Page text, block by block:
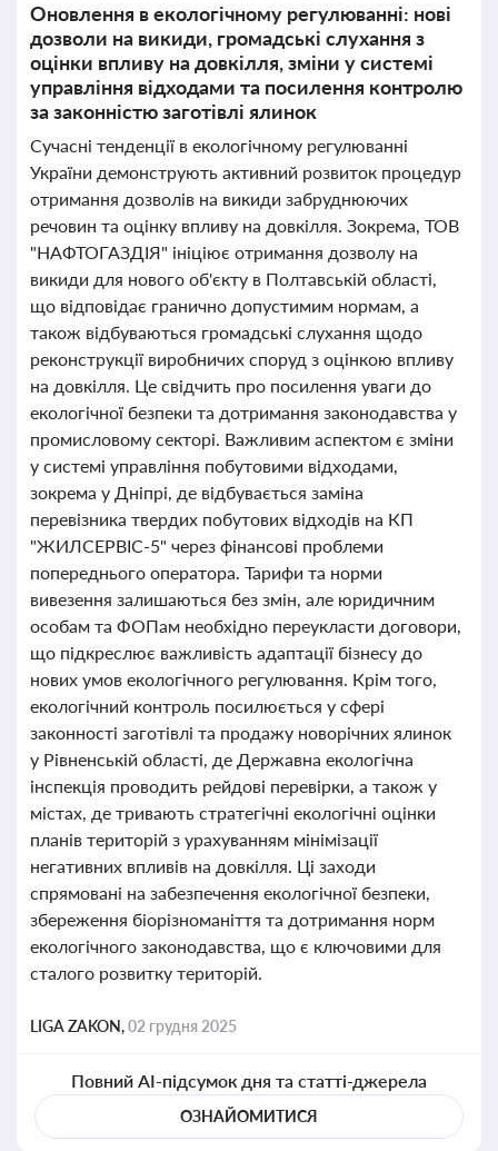
Оновлення в екологічному регулюванні: нові
дозволи на викиди, громадські слухання з
оцінки впливу на довкілля, зміни у системі
управління відходами та посилення контролю
за законністю заготівлі ялинок
Сучасні тенденції в екологічному регулюванні
України демонструють активний розвиток процедур
отримання дозволів на викиди забруднюючих
речовин та оцінку впливу на довкілля. Зокрема, ТОВ
"НАФТОГАЗДІЯ" ініціює отримання дозволу на
викиди для нового об'єкту в Полтавській області,
що відповідає гранично допустимим нормам, а
також відбуваються громадські слухання щодо
реконструкції виробничих споруд з оцінкою впливу
на довкілля. Це свідчить про посилення уваги до
екологічної безпеки та дотримання законодавства у
промисловому секторі. Важливим аспектом є зміни
у системі управління побутовими відходами,
зокрема у Дніпрі, де відбувається заміна
перевізника твердих побутових відходів на КП
"ЖИЛСЕРВІС-5" через фінансові проблеми
попереднього оператора. Тарифи та норми
вивезення залишаються без змін, але юридичним
особам та ФОПам необхідно переукласти договори,
що підкреслює важливість адаптації бізнесу до
нових умов екологічного регулювання. Крім того,
екологічний контроль посилюється у сфері
законності заготівлі та продажу новорічних ялинок
у Рівненській області, де Державна екологічна
інспекція проводить рейдові перевірки, а також у
містах, де тривають стратегічні екологічні оцінки
планів територій з урахуванням мінімізації
негативних впливів на довкілля. Ці заходи
спрямовані на забезпечення екологічної безпеки,
збереження біорізноманіття та дотримання норм
екологічного законодавства, що є ключовими для
сталого розвитку територій.
LIGA ZAKON,02 грудня 2025
Повний AI-підсумок дня та статті-джерела
ОЗНАЙОМИТИСЯ